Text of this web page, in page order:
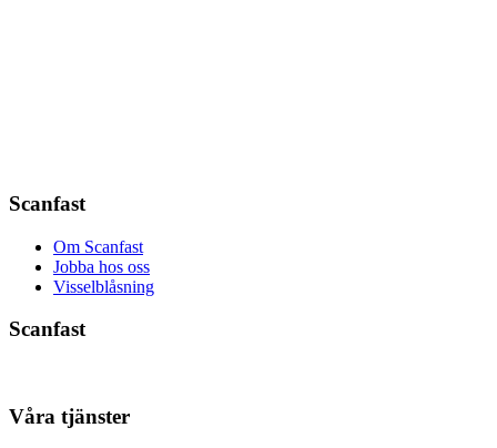
Scanfast
Om Scanfast
Jobba hos oss
Visselblåsning
Scanfast
Våra tjänster